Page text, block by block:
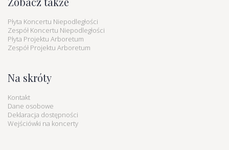
Płyta Koncertu Niepodległości
Zespół Koncertu Niepodległości
Płyta Projektu Arboretum
Zespół Projektu Arboretum
Na skróty
Kontakt
Dane osobowe
Deklaracja dostępności
Wejściówki na koncerty